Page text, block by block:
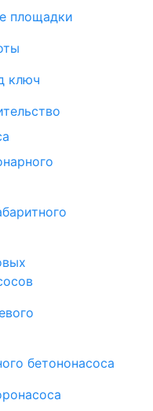
площадки
ключ
бетононасоса